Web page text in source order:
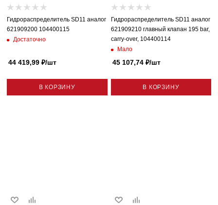
Гидрораспределитель SD11 аналог
621909200 104400115
Достаточно
44 419,99 ₽/шт
В КОРЗИНУ
Гидрораспределитель SD11 аналог
621909210 главный клапан 195 bar,
carry-over, 104400114
Мало
45 107,74₽/шт
В КОРЗИНУ